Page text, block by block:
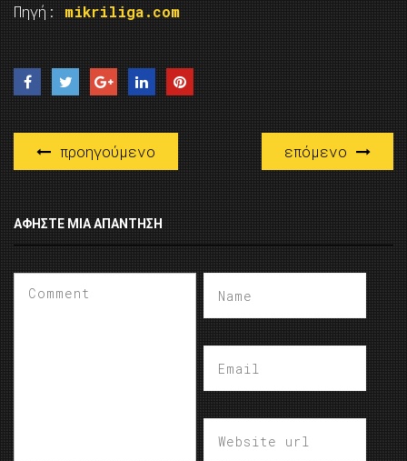
Πηγή: mikriliga.com
προηγούμενο επόμενο
ΑΦΉΣΤΕ ΜΙΑ ΑΠΆΝΤΗΣΗ